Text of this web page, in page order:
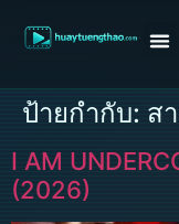
ป้ายกำกับ: ส
I AM
(2026)